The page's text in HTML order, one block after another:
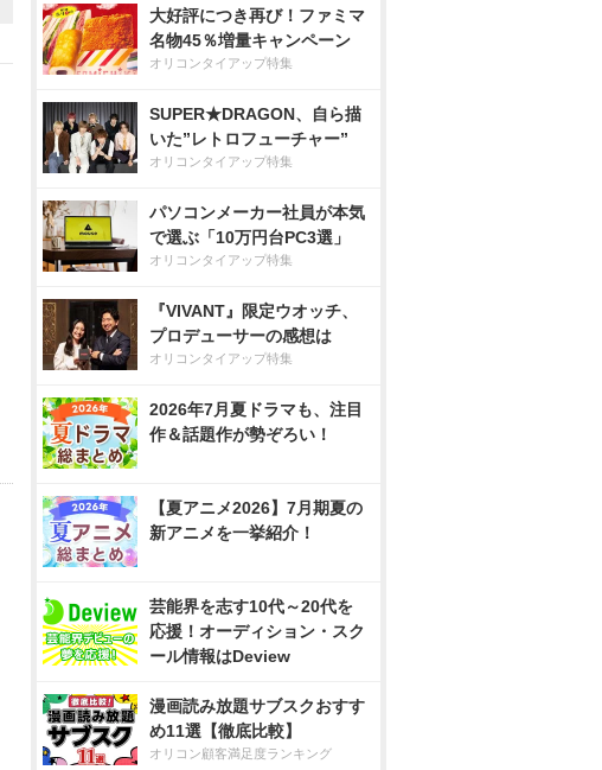
大好評につき再び！ファミマ
名物45％増量キャンペーン
オリコンタイアップ特集
SUPER★DRAGON、自ら描
いた”レトロフューチャー”
オリコンタイアップ特集
パソコンメーカー社員が本気
で選ぶ「10万円台PC3選」
オリコンタイアップ特集
『VIVANT』限定ウオッチ、
プロデューサーの感想は
オリコンタイアップ特集
2026年7月夏ドラマも、注目
作＆話題作が勢ぞろい！
【夏アニメ2026】7月期夏の
新アニメを一挙紹介！
芸能界を志す10代～20代を
応援！オーディション・スク
ール情報はDeview
漫画読み放題サブスクおすす
め11選【徹底比較】
オリコン顧客満足度ランキング